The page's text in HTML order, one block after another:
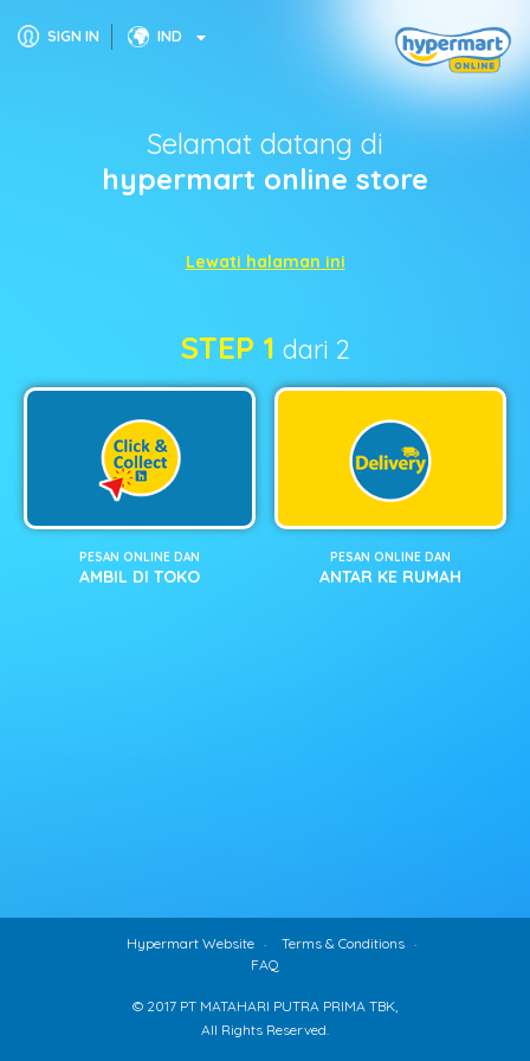
SIGN IN IND
Selamat datang di
hypermart online store
Lewati halaman ini
STEP 1 dari 2
PESAN ONLINE DAN
AMBIL DI TOKO
PESAN ONLINE DAN
ANTAR KE RUMAH
Hypermart Website
Terms & Conditions
FAQ
© 2017 PT MATAHARI PUTRA PRIMA TBK,
All Rights Reserved.